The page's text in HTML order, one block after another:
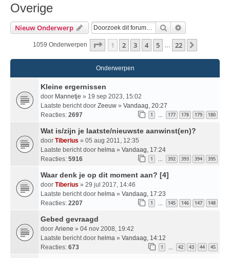
Overige
Nieuw Onderwerp Zoek
1059 Onderwerpen Pagina Van22
1 2 3 4 5 22
Onderwerpen
Kleine ergernissen
door Mannetje » 19 sep 2023, 15:02
Laatste bericht door Zeeuw » Vandaag, 20:27
Reacties: 2697 1 … 177 178 179 180
Wat is/zijn je laatste/nieuwste aanwinst(en)?
door Tiberius » 05 aug 2011, 12:35
Laatste bericht door helma » Vandaag, 17:24
Reacties: 5916 1 … 392 393 394 395
Waar denk je op dit moment aan? [4]
door Tiberius » 29 jul 2017, 14:46
Laatste bericht door helma » Vandaag, 17:23
Reacties: 2207 1 … 145 146 147 148
Gebed gevraagd
door Ariene » 04 nov 2008, 19:42
Laatste bericht door helma » Vandaag, 14:12
Reacties: 673 1 … 42 43 44 45